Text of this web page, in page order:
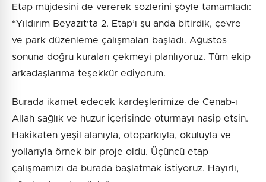
Etap müjdesini de vererek sözlerini şöyle tamamladı:
“Yıldırım Beyazıt‘ta 2. Etap’ı şu anda bitirdik, çevre
ve park düzenleme çalışmaları başladı. Ağustos
sonuna doğru kuraları çekmeyi planlıyoruz. Tüm ekip
arkadaşlarıma teşekkür ediyorum.
Burada ikamet edecek kardeşlerimize de Cenab-ı
Allah sağlık ve huzur içerisinde oturmayı nasip etsin.
Hakikaten yeşil alanıyla, otoparkıyla, okuluyla ve
yollarıyla örnek bir proje oldu. Üçüncü etap
çalışmamızı da burada başlatmak istiyoruz. Hayırlı,